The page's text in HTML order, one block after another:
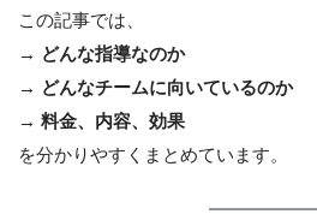
この記事では、
→ どんな指導なのか
→ どんなチームに向いているのか
→ 料金、内容、効果
を分かりやすくまとめています。